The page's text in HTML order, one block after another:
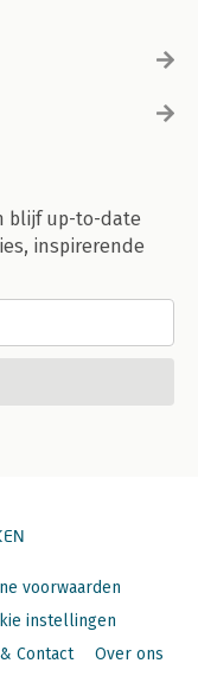
blijf up-to-date
inspirerende
voorwaarden
instellingen
Contact Over ons